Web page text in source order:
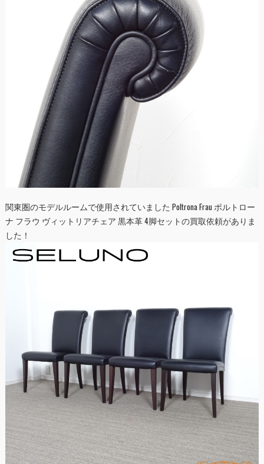
関東圏のモデルルームで使用されていました Poltrona Frau ポルトロー
ナ フラウ ヴィットリアチェア 黒本革 4脚セットの買取依頼がありま
した！